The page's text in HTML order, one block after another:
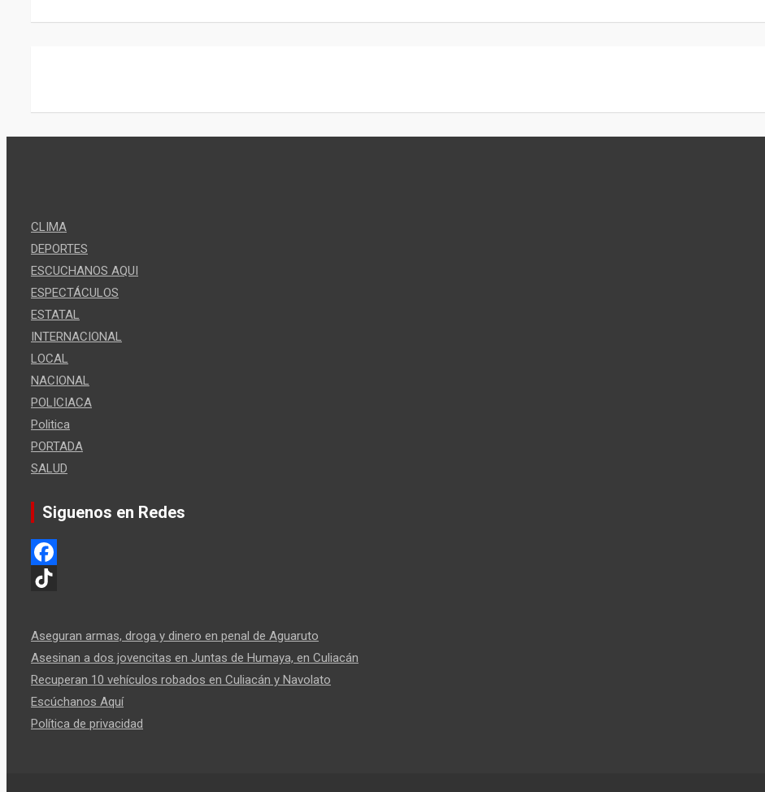
CLIMA
DEPORTES
ESCUCHANOS AQUI
ESPECTÁCULOS
ESTATAL
INTERNACIONAL
LOCAL
NACIONAL
POLICIACA
Politica
PORTADA
SALUD
Siguenos en Redes
F
c
e
b
o
o
k
T
o
k
Aseguran armas, droga y dinero en penal de Aguaruto
Asesinan a dos jovencitas en Juntas de Humaya, en Culiacán
Recuperan 10 vehículos robados en Culiacán y Navolato
Escúchanos Aquí
Política de privacidad